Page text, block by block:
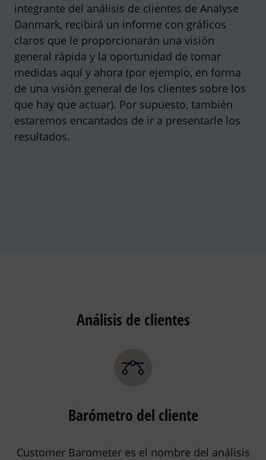
integrante del análisis de clientes de Analyse
Danmark, recibirá un informe con gráficos
claros que le proporcionarán una visión
general rápida y la oportunidad de tomar
medidas aquí y ahora (por ejemplo, en forma
de una visión general de los clientes sobre los
que hay que actuar). Por supuesto, también
estaremos encantados de ir a presentarle los
resultados.
Análisis de clientes
Barómetro del cliente
Customer Barometer es el nombre del análisis